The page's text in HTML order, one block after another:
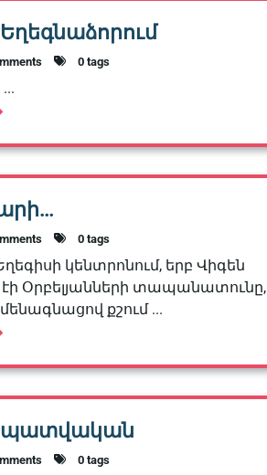
0 tags
0 tags
կենտրոնում, երբ Վիգեն
էի Օրբելյանների տապանատունը,
քշում ...
պատվական
0 tags